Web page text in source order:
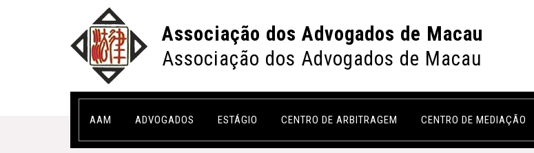
Associação dos Advogados de Macau
Associação dos Advogados de Macau
AAM ADVOGADOS ESTÁGIO CENTRO DE ARBITRAGEM CENTRO DE MEDIAÇÃO